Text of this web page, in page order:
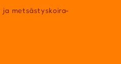
ja metsästyskoira-